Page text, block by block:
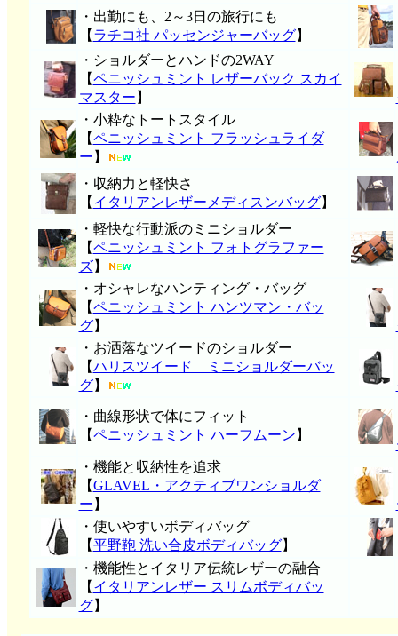
・出勤にも、2～3日の旅行にも
【 ラチコ社 パッセンジャーバッグ】
・ショルダーとハンドの2WAY
【ペニッシュミント レザーバック スカイ
マスター 】
・小粋なトートスタイル
【ペニッシュミント フラッシュライダ
ー 】
・収納力と軽快さ
【 イタリアンレザーメディスンバッグ】
・軽快な行動派のミニショルダー
【ペニッシュミント フォトグラファー
ズ】
・オシャレなハンティング・バッグ
【ペニッシュミント ハンツマン・バッ
グ】
・お洒落なツイードのショルダー
【ハリスツイード ミニショルダーバッ
グ】
・曲線形状で体にフィット
【ペニッシュミント ハーフムーン 】
・機能と収納性を追求
【GLAVEL・アクティブワンショルダ
ー 】
・使いやすいボディバッグ
【平野鞄 洗い合皮ボディバッグ】
・機能性とイタリア伝統レザーの融合
【 イタリアンレザー スリムボディバッ
グ】